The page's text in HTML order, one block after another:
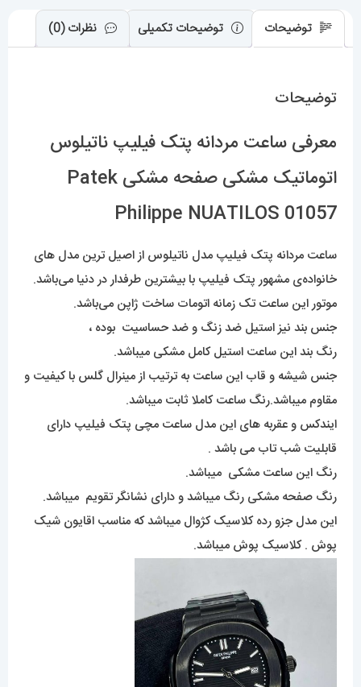
01057
عدد
توضیحات توضیحات تکمیلی نظرات (0)
توضیحات
معرفی ساعت مردانه پتک فیلیپ ناتیلوس
اتوماتیک مشکی صفحه مشکی Patek
Philippe NUATILOS 01057
ساعت مردانه پتک فیلیپ مدل ناتیلوس از اصیل ترین مدل های
خانواده‌ی مشهور پتک فیلیپ با بیشترین طرفدار در دنیا می‌باشد.
موتور این ساعت تک زمانه اتومات ساخت ژاپن می‌باشد.
جنس بند نیز استیل ضد زنگ و ضد حساسیت بوده ،
رنگ بند این ساعت استیل کامل مشکی میباشد.
جنس شیشه و قاب این ساعت به ترتیب از مینرال گلس با کیفیت و
مقاوم میباشد.رنگ ساعت کاملا ثابت میباشد.
ایندکس و عقربه های این مدل ساعت مچی پتک فیلیپ دارای
قابلیت شب تاب می باشد .
رنگ این ساعت مشکی میباشد.
رنگ صفحه مشکی رنگ میباشد و دارای نشانگر تقویم میباشد.
این مدل جزو رده کلاسیک کژوال میباشد که مناسب اقایون شیک
پوش . کلاسیک پوش میباشد.